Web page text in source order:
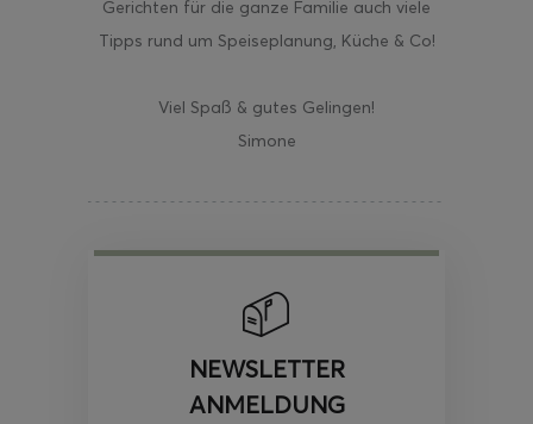
Gerichten für die ganze Familie auch viele
Tipps rund um Speiseplanung, Küche & Co!
Viel Spaß & gutes Gelingen!
Simone
NEWSLETTER
ANMELDUNG